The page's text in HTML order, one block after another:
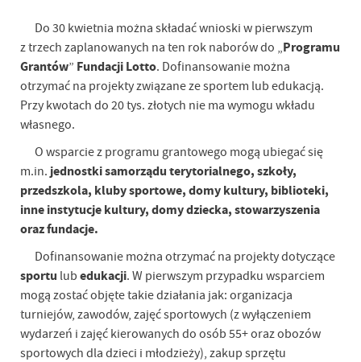
Do 30 kwietnia można składać wnioski w pierwszym
z trzech zaplanowanych na ten rok naborów do „Programu
Grantów” Fundacji Lotto. Dofinansowanie można
otrzymać na projekty związane ze sportem lub edukacją.
Przy kwotach do 20 tys. złotych nie ma wymogu wkładu
własnego.
O wsparcie z programu grantowego mogą ubiegać się
m.in. jednostki samorządu terytorialnego, szkoły,
przedszkola, kluby sportowe, domy kultury, biblioteki,
inne instytucje kultury, domy dziecka, stowarzyszenia
oraz fundacje.
Dofinansowanie można otrzymać na projekty dotyczące
sportu lub edukacji. W pierwszym przypadku wsparciem
mogą zostać objęte takie działania jak: organizacja
turniejów, zawodów, zajęć sportowych (z wyłączeniem
wydarzeń i zajęć kierowanych do osób 55+ oraz obozów
sportowych dla dzieci i młodzieży), zakup sprzętu